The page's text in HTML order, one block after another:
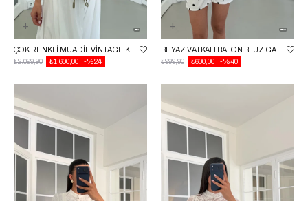
%24
₺1.600,00
₺2.099,90
%40
₺600,00
₺999,90